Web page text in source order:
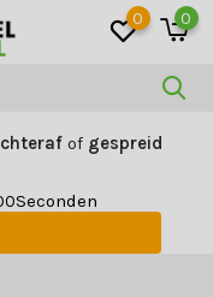
0 0
of gespreid
0Seconden